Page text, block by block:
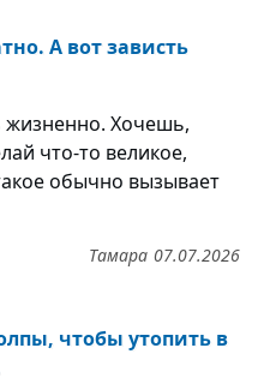
А вот зависть
жизненно. Хочешь,
что-то великое,
обычно вызывает
07.07.2026
Тамара
чтобы утопить в